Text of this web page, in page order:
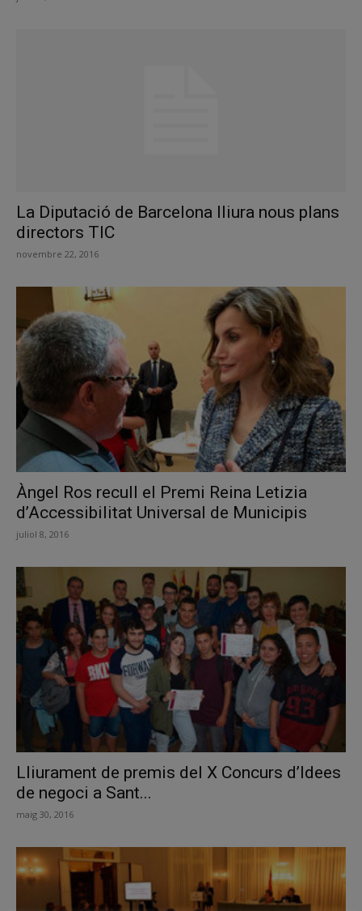
La Diputació de Barcelona lliura nous plans
directors TIC
novembre 22, 2016
Àngel Ros recull el Premi Reina Letizia
d’Accessibilitat Universal de Municipis
juliol 8, 2016
Lliurament de premis del X Concurs d’Idees
de negoci a Sant...
maig 30, 2016